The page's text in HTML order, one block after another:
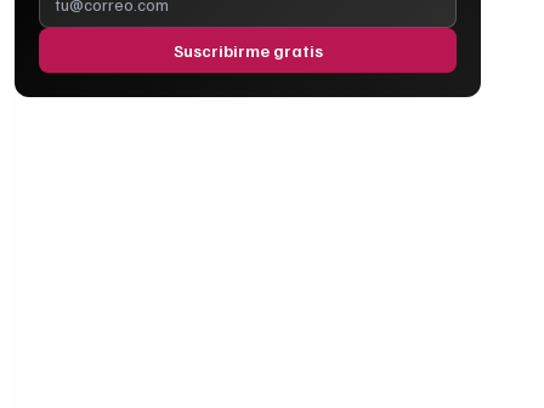
Suscribirme gratis